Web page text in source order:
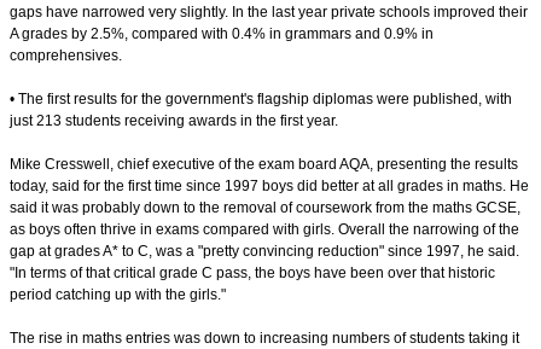
gaps have narrowed very slightly. In the last year private schools improved their
A grades by 2.5%, compared with 0.4% in grammars and 0.9% in
comprehensives.
• The first results for the government's flagship diplomas were published, with
just 213 students receiving awards in the first year.
Mike Cresswell, chief executive of the exam board AQA, presenting the results
today, said for the first time since 1997 boys did better at all grades in maths. He
said it was probably down to the removal of coursework from the maths GCSE,
as boys often thrive in exams compared with girls. Overall the narrowing of the
gap at grades A* to C, was a "pretty convincing reduction" since 1997, he said.
"In terms of that critical grade C pass, the boys have been over that historic
period catching up with the girls."
The rise in maths entries was down to increasing numbers of students taking it